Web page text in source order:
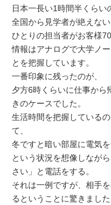
日本一長い1時間半くら
全国から見学者が絶えな
ひとりの担当者がお客様
情報はアナログで大学ノ
とを把握しています。
一番印象に残ったのが、
夕方6時くらいに仕事から
きのケースでした。
生活時間を把握している
て、
冬ですと暗い部屋に電気
という状況を想像しなが
さい」と電話をする。
それは一例ですが、相手
るということに驚きました